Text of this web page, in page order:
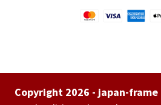
Copyright 2026 - japan-frame